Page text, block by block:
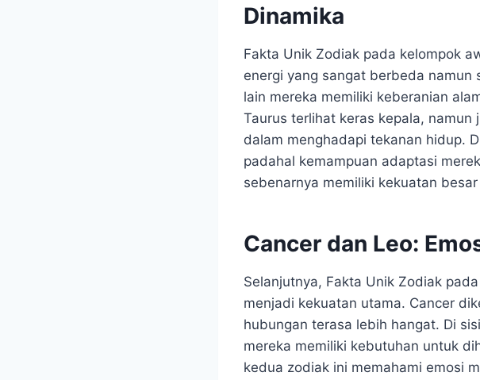
Dinamika
Fakta Unik Zodiak pada kelompok
energi yang sangat berbeda namun
lain mereka memiliki keberanian
Taurus terlihat keras kepala,
dalam menghadapi tekanan hidup.
padahal kemampuan adaptasi
sebenarnya memiliki kekuatan
Cancer dan Leo:
Selanjutnya, Fakta Unik Zodiak
menjadi kekuatan utama. Cancer
hubungan terasa lebih hangat. Di
mereka memiliki kebutuhan untuk
kedua zodiak ini memahami emosi